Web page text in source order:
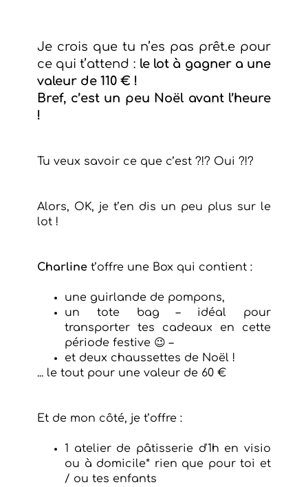
Je crois que tu n’es pas prêt.e pour
ce qui t’attend : le lot à gagner a une
valeur de 110 € !
Bref, c’est un peu Noël avant l’heure
!
Tu veux savoir ce que c’est ?!? Oui ?!?
Alors, OK, je t’en dis un peu plus sur le
lot !
Charline t’offre une Box qui contient :
une guirlande de pompons,
un tote bag – idéal pour
transporter tes cadeaux en cette
période festive 😉 –
et deux chaussettes de Noël !
... le tout pour une valeur de 60 €
Et de mon côté, je t’offre :
1 atelier de pâtisserie d'1h en visio
ou à domicile* rien que pour toi et
/ ou tes enfants